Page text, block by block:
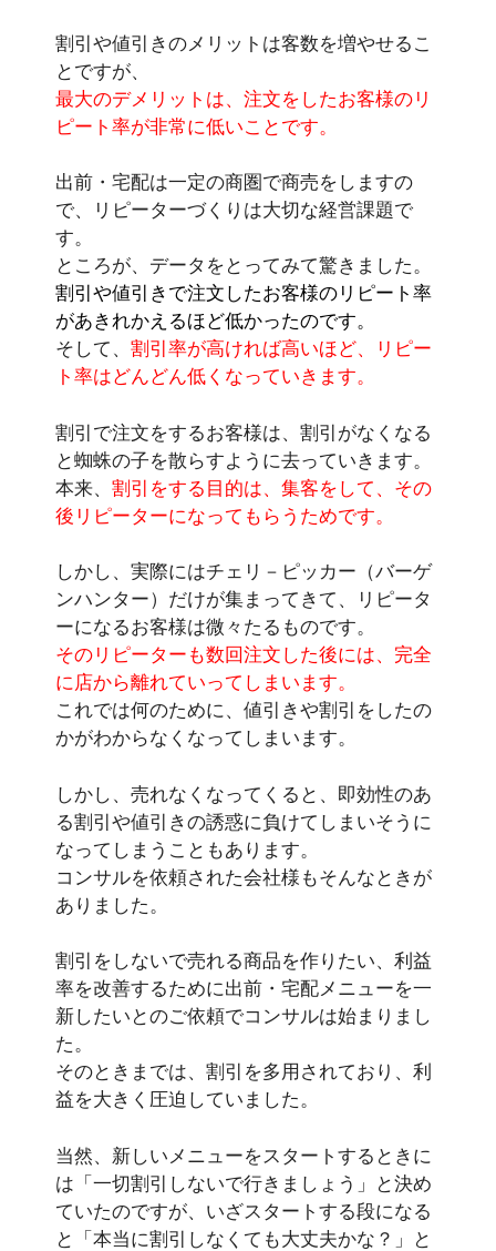
割引や値引きのメリットは客数を増やせるこ
とですが、
最大のデメリットは、注文をしたお客様のリ
ピート率が非常に低いことです。
出前・宅配は一定の商圏で商売をしますの
で、リピーターづくりは大切な経営課題で
す。
ところが、データをとってみて驚きました。
割引や値引きで注文したお客様のリピート率
があきれかえるほど低かったのです。
そして、 割引率が高ければ高いほど、リピー
ト率はどんどん低くなっていきます。
割引で注文をするお客様は、割引がなくなる
と蜘蛛の子を散らすように去っていきます。
本来、 割引をする目的は、集客をして、その
後リピーターになってもらうためです。
しかし、実際にはチェリ－ピッカー（バーゲ
ンハンター）だけが集まってきて、リピータ
ーになるお客様は微々たるものです。
そのリピーターも数回注文した後には、完全
に店から離れていってしまいます。
これでは何のために、値引きや割引をしたの
かがわからなくなってしまいます。
しかし、売れなくなってくると、即効性のあ
る割引や値引きの誘惑に負けてしまいそうに
なってしまうこともあります。
コンサルを依頼された会社様もそんなときが
ありました。
割引をしないで売れる商品を作りたい、利益
率を改善するために出前・宅配メニューを一
新したいとのご依頼でコンサルは始まりまし
た。
そのときまでは、割引を多用されており、利
益を大きく圧迫していました。
当然、新しいメニューをスタートするときに
は「一切割引しないで行きましょう」と決め
ていたのですが、いざスタートする段になる
と「本当に割引しなくても大丈夫かな？」と